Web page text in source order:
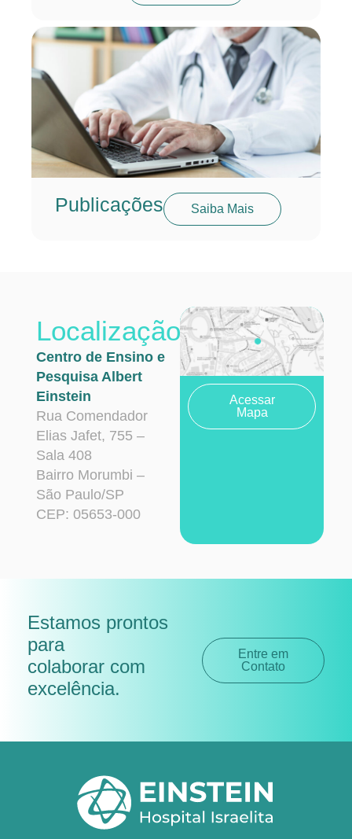
Publicações Saiba Mais
Localização
Centro de Ensino e
Pesquisa Albert
Einstein
Rua Comendador
Elias Jafet, 755 –
Sala 408
Bairro Morumbi –
São Paulo/SP
CEP: 05653-000
Acessar
Mapa
Estamos prontos
para
colaborar com
excelência.
Entre em
Contato